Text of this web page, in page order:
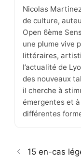
Nicolas
de culture,
Open 6ème
une plume vive
littéraires,
l’actualité de
des nouveaux
il cherche à
émergentes et
différentes
15 en-cas